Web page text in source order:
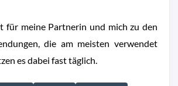
für meine Partnerin und mich zu den
die am meisten verwendet
es dabei fast täglich.